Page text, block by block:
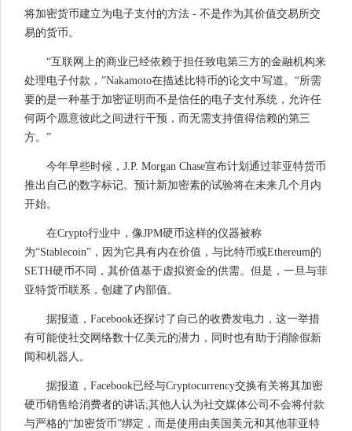
将加密货币建立为电子支付的方法 - 不是作为其价值交易所交
易的货币。
“互联网上的商业已经依赖于担任致电第三方的金融机构来
处理电子付款，”Nakamoto在描述比特币的论文中写道。“所需
要的是一种基于加密证明而不是信任的电子支付系统，允许任
何两个愿意彼此之间进行干预，而无需支持值得信赖的第三
方。”
今年早些时候，J.P. Morgan Chase宣布计划通过菲亚特货币
推出自己的数字标记。预计新加密素的试验将在未来几个月内
开始。
在Crypto行业中，像JPM硬币这样的仪器被称
为“Stablecoin”，因为它具有内在价值，与比特币或Ethereum的
SETH硬币不同，其价值基于虚拟资金的供需。但是，一旦与菲
亚特货币联系，创建了内部值。
据报道，Facebook还探讨了自己的收费发电力，这一举措
有可能使社交网络数十亿美元的潜力，同时也有助于消除假新
闻和机器人。
据报道，Facebook已经与Cryptocurrency交换有关将其加密
硬币销售给消费者的讲话;其他人认为社交媒体公司不会将付款
与严格的“加密货币”绑定，而是使用由美国美元和其他菲亚特